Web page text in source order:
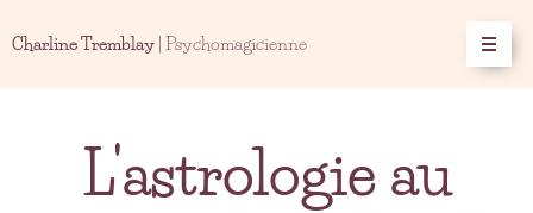
Charline Tremblay | Psychomagicienne
L'astrologie au